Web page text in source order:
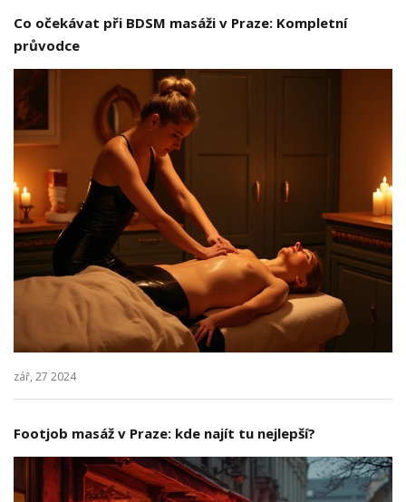
Co očekávat při BDSM masáži v Praze: Kompletní
průvodce
zář, 27 2024
Footjob masáž v Praze: kde najít tu nejlepší?